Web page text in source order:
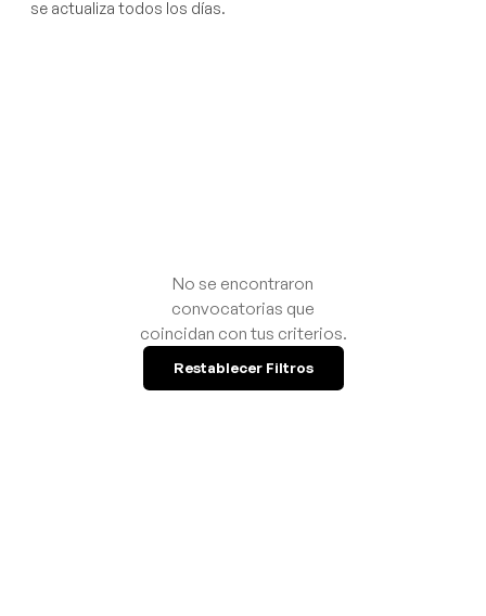
se actualiza todos los días.
No se encontraron
convocatorias que
coincidan con tus criterios.
Restablecer Filtros